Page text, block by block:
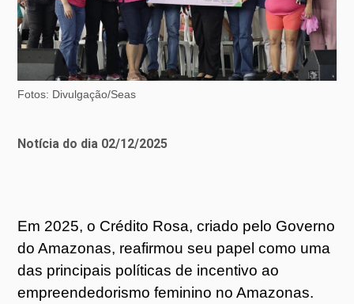
Fotos: Divulgação/Seas
Notícia do dia 02/12/2025
Em 2025, o Crédito Rosa, criado pelo Governo
do Amazonas, reafirmou seu papel como uma
das principais políticas de incentivo ao
empreendedorismo feminino no Amazonas.